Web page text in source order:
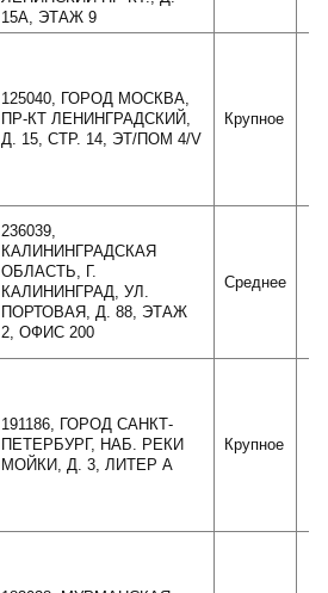
15А, ЭТАЖ 9
125040, ГОРОД МОСКВА,
ПР-КТ ЛЕНИНГРАДСКИЙ,
Д. 15, СТР. 14, ЭТ/ПОМ 4/V
Крупное
236039,
КАЛИНИНГРАДСКАЯ
ОБЛАСТЬ, Г.
КАЛИНИНГРАД, УЛ.
ПОРТОВАЯ, Д. 88, ЭТАЖ
2, ОФИС 200
Среднее
191186, ГОРОД САНКТ-
ПЕТЕРБУРГ, НАБ. РЕКИ
МОЙКИ, Д. 3, ЛИТЕР А
Крупное